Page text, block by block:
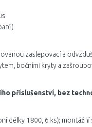
zaslepovací a
bočními kryty a
příslušenství, bez
délky 1800, 6 ks);